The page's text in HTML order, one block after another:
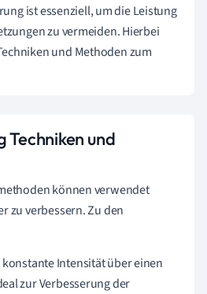
ist essenziell, um die Leistung
zu vermeiden. Hierbei
und Methoden zum
Techniken und
können verwendet
zu verbessern. Zu den
konstante Intensität über einen
zur Verbesserung der